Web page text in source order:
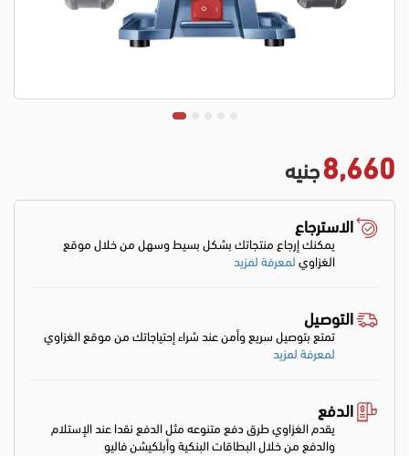
8,660جنيه
الاسترجاع
يمكنك إرجاع منتجاتك بشكل بسيط وسهل من خلال موقع
الغزاويلمعرفة لمزيد
التوصيل
تمتع بتوصيل سريع وأمن عند شراء إحتياجاتك من موقع الغزاوي
لمعرفة لمزيد
الدفع
يقدم الغزاوي طرق دفع متنوعه مثل الدفع نقدا عند الإستلام
والدفع من خلال البطاقات البنكية وأبلكيشن فاليو